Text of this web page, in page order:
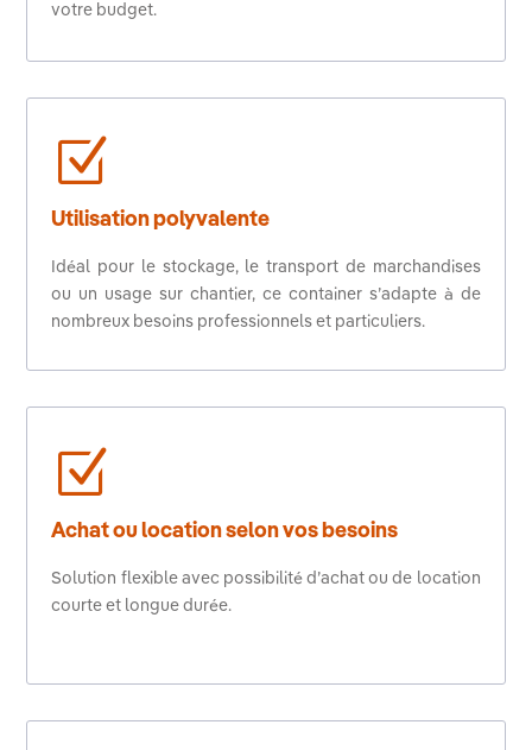
votre budget.
Z
Utilisation polyvalente
Idéal pour le stockage, le transport de marchandises
ou un usage sur chantier, ce container s’adapte à de
nombreux besoins professionnels et particuliers.
Z
Achat ou location selon vos besoins
Solution flexible avec possibilité d’achat ou de location
courte et longue durée.